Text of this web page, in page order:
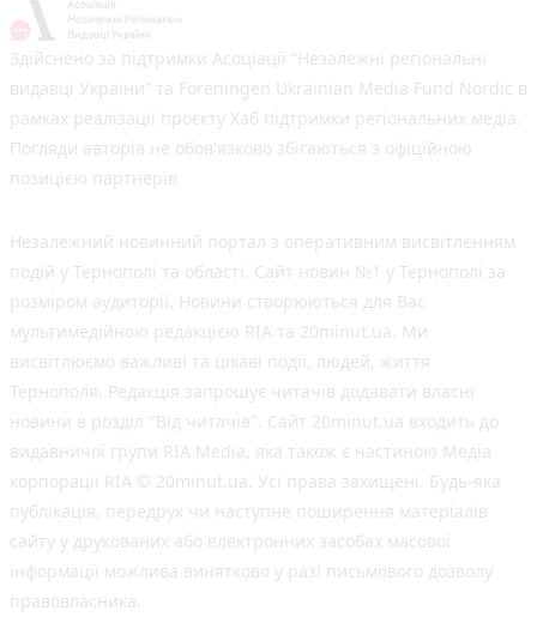
Здійснено за підтримки Асоціації “Незалежні регіональні
видавці України” та Foreningen Ukrainian Media Fund Nordic в
рамках реалізації проєкту Хаб підтримки регіональних медіа.
Погляди авторів не обов'язково збігаються з офіційною
позицією партнерів
Незалежний новинний портал з оперативним висвітленням
подій у Тернополі та області. Сайт новин №1 у Тернополі за
розміром аудиторії. Новини створюються для Вас
мультимедійною редакцією RIA та 20minut.ua. Ми
висвітлюємо важливі та цікаві події, людей, життя
Тернополя. Редакція запрошує читачів додавати власні
новини в розділ "Від читачів". Сайт 20minut.ua входить до
видавничої групи RIA Media, яка також є частиною Медіа
корпорації RIA © 20minut.ua. Усі права захищені. Будь-яка
публiкацiя, передрук чи наступне поширення матеріалів
сайту у друкованих або електронних засобах масової
інформації можлива винятково у разі письмового дозволу
правовласника.